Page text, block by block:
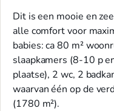
Dit is een mooie en
alle comfort voor
babies: ca 80 m²
slaapkamers (8-10 p
plaatse), 2 wc, 2
waarvan één op de
(1780 m²).